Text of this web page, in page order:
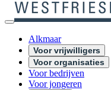
Alkmaar
Voor vrijwilligers
Voor organisaties
Voor bedrijven
Voor jongeren